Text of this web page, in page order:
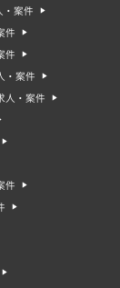
・案件
件
件
・案件
人・案件
件